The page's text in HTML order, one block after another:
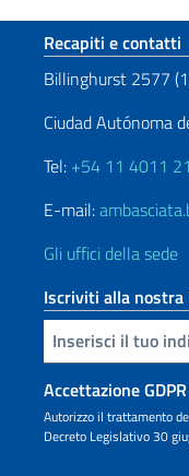
Sezione
Recapiti e contatti
Billinghurst 2577
Ciudad Autónoma
Tel: +54 11 4011
E-mail:
Gli uffici della sede
Iscriviti alla
Inserisci la tua email
Accettazione GDPR
Autorizzo il trattamento
Decreto Legislativo 30